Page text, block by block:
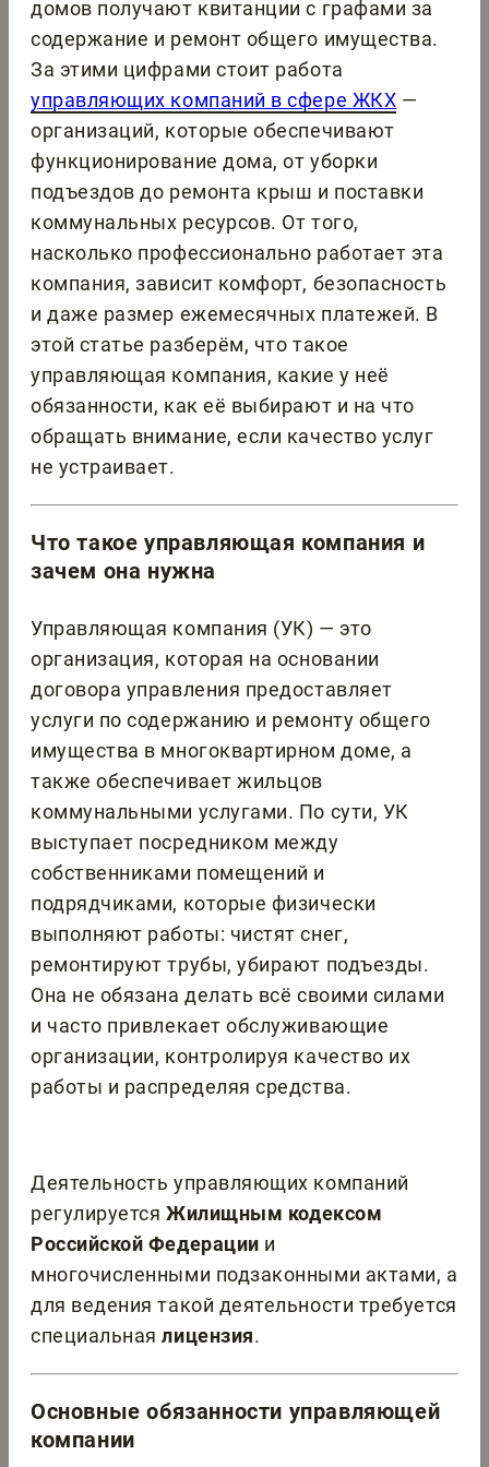
домов получают квитанции с графами за
содержание и ремонт общего имущества.
За этими цифрами стоит работа
управляющих компаний в сфере ЖКХ —
организаций, которые обеспечивают
функционирование дома, от уборки
подъездов до ремонта крыш и поставки
коммунальных ресурсов. От того,
насколько профессионально работает эта
компания, зависит комфорт, безопасность
и даже размер ежемесячных платежей. В
этой статье разберём, что такое
управляющая компания, какие у неё
обязанности, как её выбирают и на что
обращать внимание, если качество услуг
не устраивает.
Что такое управляющая компания и
зачем она нужна
Управляющая компания (УК) — это
организация, которая на основании
договора управления предоставляет
услуги по содержанию и ремонту общего
имущества в многоквартирном доме, а
также обеспечивает жильцов
коммунальными услугами. По сути, УК
выступает посредником между
собственниками помещений и
подрядчиками, которые физически
выполняют работы: чистят снег,
ремонтируют трубы, убирают подъезды.
Она не обязана делать всё своими силами
и часто привлекает обслуживающие
организации, контролируя качество их
работы и распределяя средства.
Деятельность управляющих компаний
регулируетсяЖилищным кодексом
Российской Федерации и
многочисленными подзаконными актами, а
для ведения такой деятельности требуется
специальнаялицензия.
Основные обязанности управляющей
компании